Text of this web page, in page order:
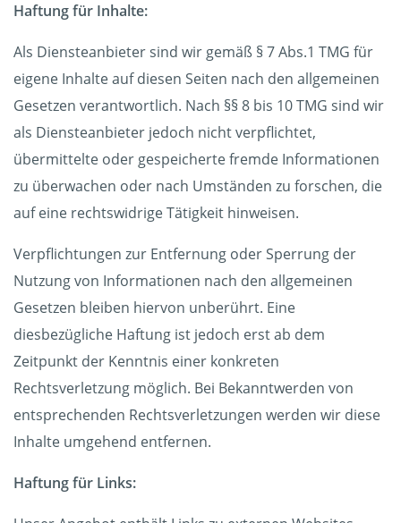
Haftung für Inhalte:
Als Diensteanbieter sind wir gemäß § 7 Abs.1 TMG für
eigene Inhalte auf diesen Seiten nach den allgemeinen
Gesetzen verantwortlich. Nach §§ 8 bis 10 TMG sind wir
als Diensteanbieter jedoch nicht verpflichtet,
übermittelte oder gespeicherte fremde Informationen
zu überwachen oder nach Umständen zu forschen, die
auf eine rechtswidrige Tätigkeit hinweisen.
Verpflichtungen zur Entfernung oder Sperrung der
Nutzung von Informationen nach den allgemeinen
Gesetzen bleiben hiervon unberührt. Eine
diesbezügliche Haftung ist jedoch erst ab dem
Zeitpunkt der Kenntnis einer konkreten
Rechtsverletzung möglich. Bei Bekanntwerden von
entsprechenden Rechtsverletzungen werden wir diese
Inhalte umgehend entfernen.
Haftung für Links: